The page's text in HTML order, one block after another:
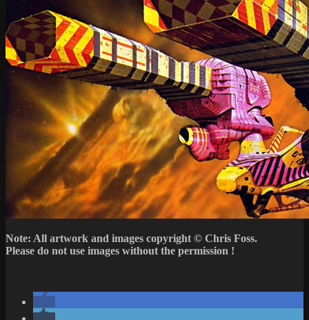
Note: All artwork and images copyright © Chris Foss.
Please do not use images without the permission !